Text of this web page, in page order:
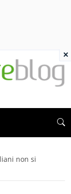
non si
×